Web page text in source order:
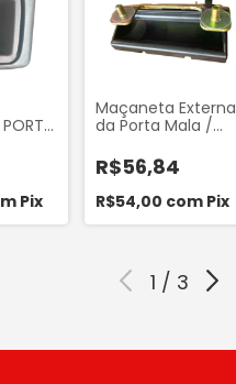
Pix
Maçaneta Externa
da Porta Mala /
Hafei Towner 2008
a 2013 Mando
NTH25
R$56,84
R$54,00 com Pix
1 / 3